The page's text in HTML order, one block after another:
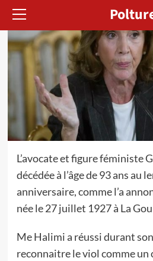
principal
L’avocate et figure féministe
décédée à l’âge de 93 ans au
anniversaire, comme l’a
née le 27 juillet 1927 à La
Me Halimi a réussi durant
reconnaitre le viol comme un